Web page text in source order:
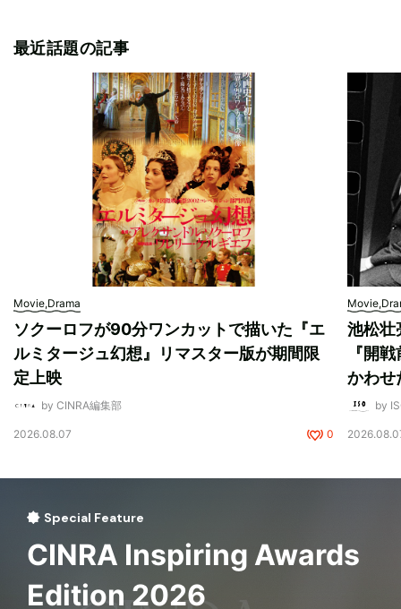
最近話題の記事
Movie,Drama
ソクーロフが90分ワンカットで描いた『エ
ルミタージュ幻想』リマスター版が期間限
定上映
by CINRA編集部
2026.08.07 0
池松壮
『開
かわせ
by
Special Feature
CINRA Inspiring Awards
Edition 2026